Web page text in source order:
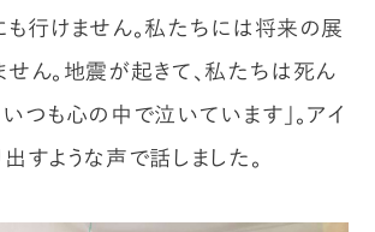
も行けません。私たちには将来の展
ん。地震が起きて、私たちは死ん
つも心の中で泣いています」。アイ
すような声で話しました。